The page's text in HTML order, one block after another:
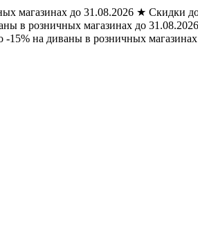
магазинах до 31.08.2026 ★ Скидки
в розничных магазинах до 31.08.2026
-15% на диваны в розничных